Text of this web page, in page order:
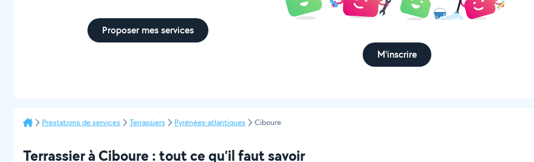
Proposer mes services
M'inscrire
Prestations de services Terrassiers Pyrénées-atlantiques Ciboure
Terrassier à Ciboure : tout ce qu’il faut savoir